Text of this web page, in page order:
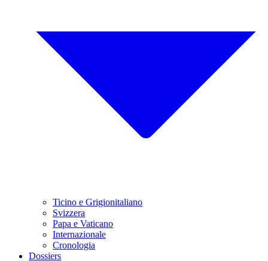
Ticino e Grigionitaliano
Svizzera
Papa e Vaticano
Internazionale
Cronologia
Dossiers